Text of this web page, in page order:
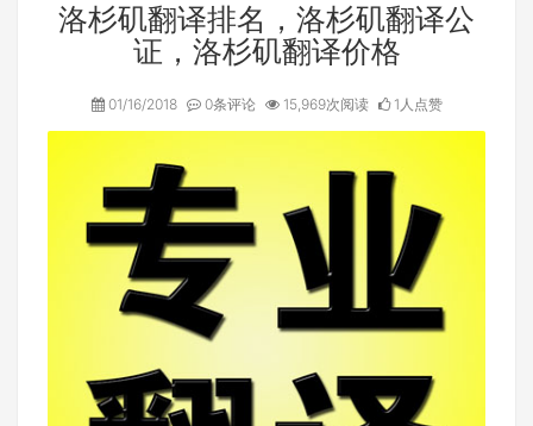
洛杉矶翻译排名，洛杉矶翻译公
证，洛杉矶翻译价格
01/16/2018 0条评论 15,969次阅读 1人点赞